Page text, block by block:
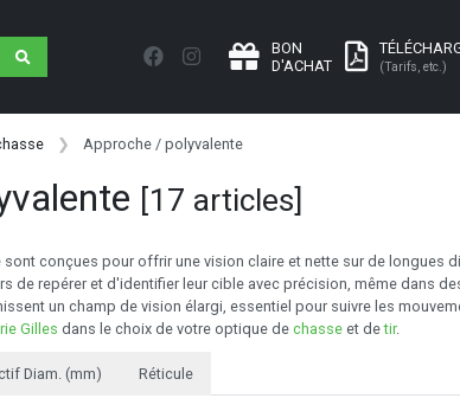
BON
D'ACHAT
(Tarifs, etc.)
Approche / polyvalente
[17 articles]
conçues pour offrir une vision claire et nette sur de longues
de repérer et d'identifier leur cible avec précision, même dans
un champ de vision élargi, essentiel pour suivre les
Gilles dans le choix de votre optique de chasse et detir.
Diam. (mm) Réticule